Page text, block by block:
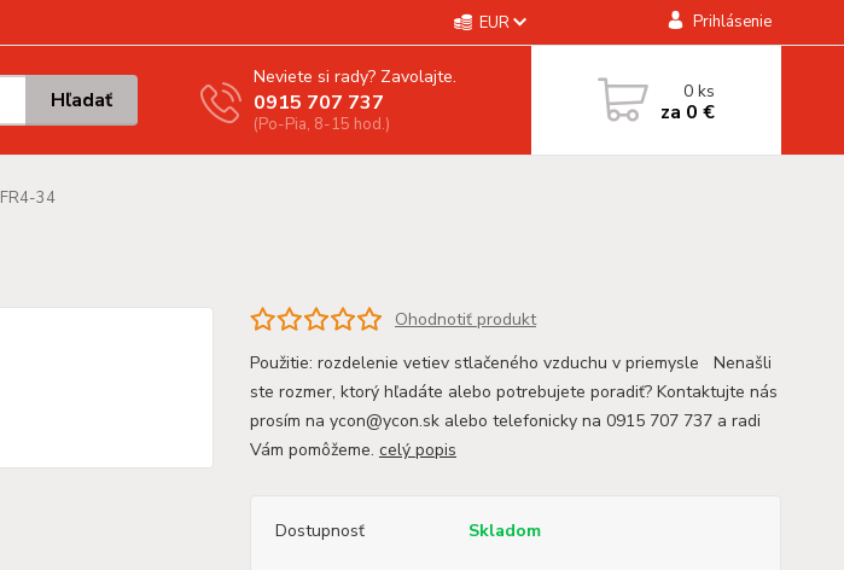
EUR Prihlásenie
Hľadať
Neviete si rady? Zavolajte.
0915 707 737
(Po-Pia, 8-15 hod.)
0ks
za 0 €
FR4-34
Ohodnotiť produkt
Použitie: rozdelenie vetiev stlačeného vzduchu v priemysle Nenašli
ste rozmer, ktorý hľadáte alebo potrebujete poradiť? Kontaktujte nás
prosím na ycon@ycon.sk alebo telefonicky na 0915 707 737 a radi
Vám pomôžeme. celý popis
Dostupnosť Skladom